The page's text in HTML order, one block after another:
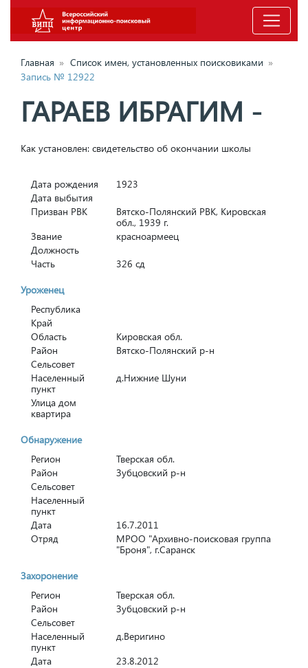
Главная » Список имен, установленных поисковиками »
Запись № 12922
ГАРАЕВ ИБРАГИМ -
Как установлен: свидетельство об окончании школы
Дата рождения
1923
Дата выбытия
Призван РВК
Вятско-Полянский РВК, Кировская
обл., 1939 г.
Звание
красноармеец
Должность
Часть
326 сд
Уроженец
Республика
Край
Область
Кировская обл.
Район
Вятско-Полянский р-н
Сельсовет
Населенный
пункт
д.Нижние Шуни
Улица дом
квартира
Обнаружение
Регион
Тверская обл.
Район
Зубцовский р-н
Сельсовет
Населенный
пункт
Дата
16.7.2011
Отряд
МРОО "Архивно-поисковая группа
"Броня", г.Саранск
Захоронение
Регион
Тверская обл.
Район
Зубцовский р-н
Сельсовет
Населенный
пункт
д.Веригино
Дата
23.8.2012